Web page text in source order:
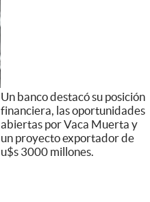
Un banco destacó su posición
financiera, las oportunidades
abiertas por Vaca Muerta y
un proyecto exportador de
u$s 3000 millones.